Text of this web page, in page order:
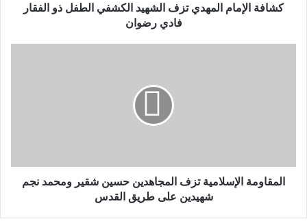
كشافة الإمام المهدي تزف الشهيد الكشفي الطفل ذو الفقار
فادي رضوان
المقاومة الإسلامية تزف المجاهدين حسين شقير ومحمد نجم
شهيدين على طريق القدس